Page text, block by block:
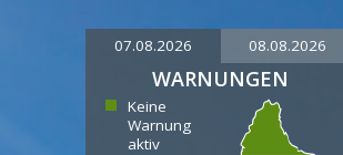
07.08.2026 08.08.2026
WARNUNGEN
Keine
Warnung
aktiv